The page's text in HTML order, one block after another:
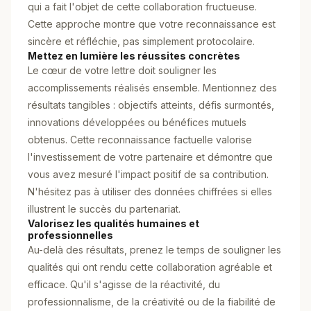
qui a fait l'objet de cette collaboration fructueuse.
Cette approche montre que votre reconnaissance est
sincère et réfléchie, pas simplement protocolaire.
Mettez en lumière les réussites concrètes
Le cœur de votre lettre doit souligner les
accomplissements réalisés ensemble. Mentionnez des
résultats tangibles : objectifs atteints, défis surmontés,
innovations développées ou bénéfices mutuels
obtenus. Cette reconnaissance factuelle valorise
l'investissement de votre partenaire et démontre que
vous avez mesuré l'impact positif de sa contribution.
N'hésitez pas à utiliser des données chiffrées si elles
illustrent le succès du partenariat.
Valorisez les qualités humaines et
professionnelles
Au-delà des résultats, prenez le temps de souligner les
qualités qui ont rendu cette collaboration agréable et
efficace. Qu'il s'agisse de la réactivité, du
professionnalisme, de la créativité ou de la fiabilité de